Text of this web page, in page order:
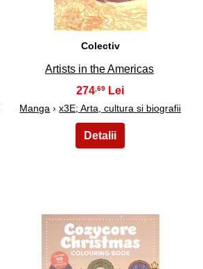
Colectiv
Artists in the Americas
274,69
Manga ›x3E; Arta, cultura si biografii